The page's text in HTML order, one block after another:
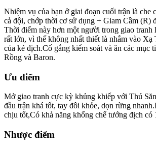
Nhiệm vụ của bạn ở giai đoạn cuối trận là che
cả đội, chớp thời cơ sử dụng + Giam Cầm (R)
Thời điểm này hơn một người trong giao tranh
rất lớn, vì thế không nhất thiết là nhắm vào Xạ
của kẻ địch.Cố gắng kiểm soát và ăn các mục
Rồng và Baron.
Ưu điểm
Mở giao tranh cực kỳ khủng khiếp với Thú
đầu trận khá tốt, tay đôi khỏe, dọn rừng
chịu tốt,Có khả năng khống chế tướng địch có
Nhược điểm